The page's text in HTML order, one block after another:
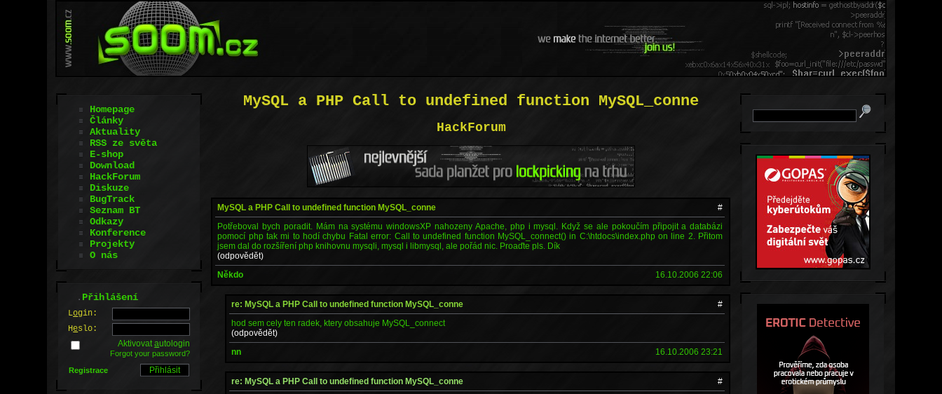
MySQL a PHP Call to undefined function MySQL_conne
HackForum
MySQL a PHP Call to undefined function MySQL_conne
#
Potřeboval bych poradit. Mám na systému windowsXP nahozeny Apache, php i mysql. Když se ale pokoučím připojit a databázi
pomocí php tak mi to hodí chybu Fatal error: Call to undefined function MySQL_connect() in C:\htdocs\index.php on line 2. Přitom
jsem dal do rozšíření php knihovnu mysqli, mysql i libmysql, ale pořád nic. Proaďte pls. Dík
(odpovědět)
Někdo
16.10.2006 22:06
re: MySQL a PHP Call to undefined function MySQL_conne
#
hod sem cely ten radek, ktery obsahuje MySQL_connect
(odpovědět)
nn
16.10.2006 23:21
re: MySQL a PHP Call to undefined function MySQL_conne
#
Homepage
Články
Aktuality
RSS ze světa
E-shop
Download
HackForum
Diskuze
BugTrack
Seznam BT
Odkazy
Konference
Projekty
O nás
.Přihlášení
Login:
Heslo:
Aktivovatautologin
Forgot your password?
Registrace